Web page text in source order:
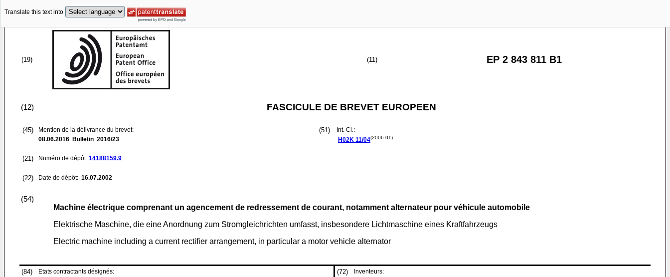
Translate this text into
(19) (11) EP 2 843 811 B1
(12) FASCICULE DE BREVET EUROPEEN
(45)
Mention de la délivrance du brevet:
08.06.2016 Bulletin 2016/23
(21) Numéro de dépôt: 14188159.9
(22) Date de dépôt: 16.07.2002
(51)
Int. Cl.:
H02K 11/04(2006.01)
(54)
Machine électrique comprenant un agencement de redressement de courant, notamment alternateur pour véhicule automobile
Elektrische Maschine, die eine Anordnung zum Stromgleichrichten umfasst, insbesondere Lichtmaschine eines Kraftfahrzeugs
Electric machine including a current rectifier arrangement, in particular a motor vehicle alternator
(84)
Etats contractants désignés:
(72)
Inventeurs: